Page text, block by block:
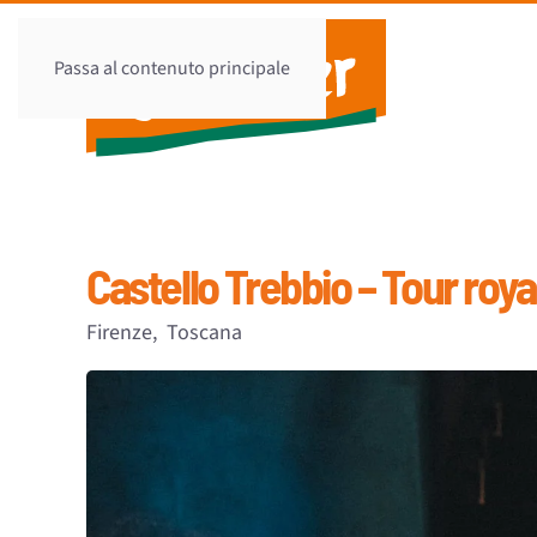
Passa al contenuto principale
Castello Trebbio – Tour
Firenze, Toscana